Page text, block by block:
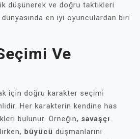
düşünerek ve doğru taktikleri
en iyi oyunculardan biri
Ve
için doğru karakter seçimi
Her karakterin kendine has
bulunur. Örneğin, savaşçı
büyücü düşmanlarını